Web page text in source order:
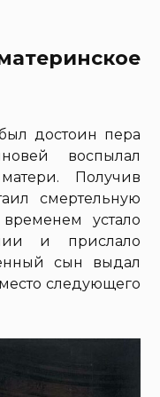
достоин пера
воспылал
Получив
смертельную
устало
и прислало
сын выдал
следующего